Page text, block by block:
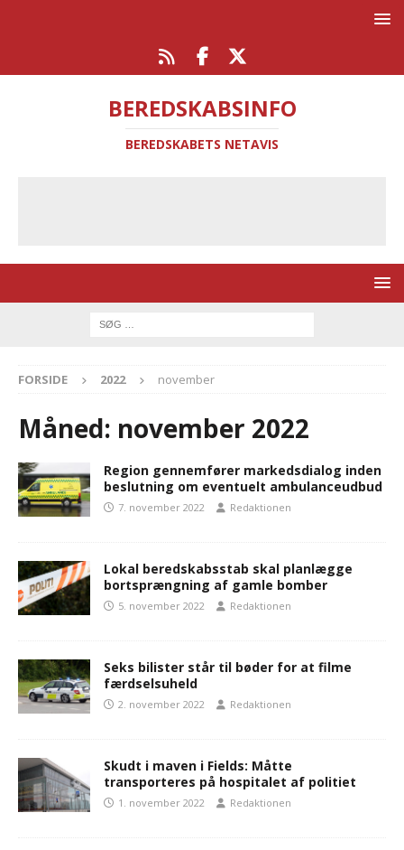
BEREDSKABSINFO
BEREDSKABETS NETAVIS
FORSIDE 2022 november
Måned: november 2022
Region gennemfører markedsdialog inden
beslutning om eventuelt ambulanceudbud
7. november 2022 Redaktionen
Lokal beredskabsstab skal planlægge
bortsprængning af gamle bomber
5. november 2022 Redaktionen
Seks bilister står til bøder for at filme
færdselsuheld
2. november 2022 Redaktionen
Skudt i maven i Fields: Måtte
transporteres på hospitalet af politiet
1. november 2022 Redaktionen